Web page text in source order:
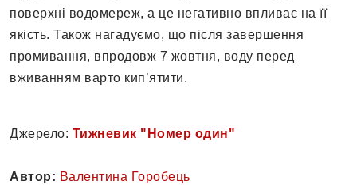
поверхні водомереж, а це негативно впливає на її
якість. Також нагадуємо, що після завершення
промивання, впродовж 7 жовтня, воду перед
вживанням варто кип’ятити.
Джерело: Тижневик "Номер один"
Автор: Валентина Горобець